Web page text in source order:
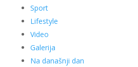
Sport
Lifestyle
Video
Galerija
Na današnji dan